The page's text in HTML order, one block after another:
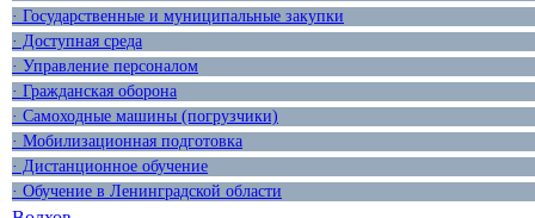
· Государственные и муниципальные закупки
· Доступная среда
· Управление персоналом
· Гражданская оборона
· Самоходные машины (погрузчики)
· Мобилизационная подготовка
· Дистанционное обучение
· Обучение в Ленинградской области